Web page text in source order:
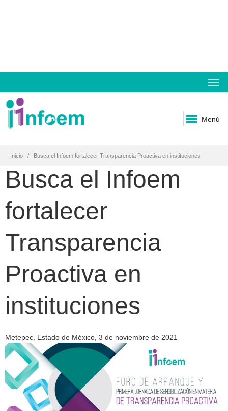
Menú
Inicio Busca el Infoem fortalecer Transparencia Proactiva en instituciones
Busca el Infoem
fortalecer
Transparencia
Proactiva en
instituciones
Metepec, Estado de México, 3 de noviembre de 2021